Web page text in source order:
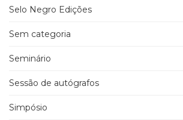
Selo Negro Edições
Sem categoria
Seminário
Sessão de autógrafos
Simpósio